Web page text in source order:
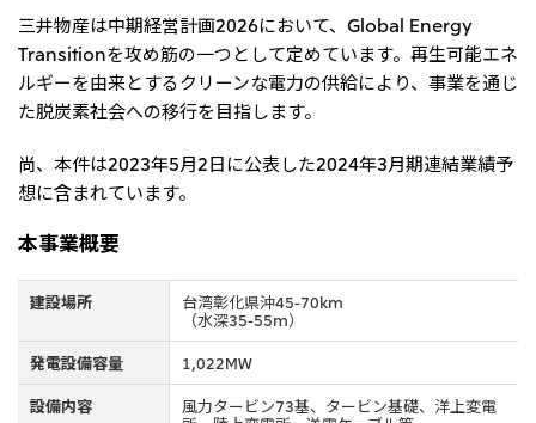
2026.8.4
2027年3月期第1四半期決算説明会を開催しました
適時開示
従業員向け株式報酬制度の継続
2026.8.4 適時開示
2027年3月期第1四半期決算
メキシコ三井物産有限会社
チリ三井物産有限会社
ブラジル三井物産株式会社
欧州
欧州三井物産株式会社
ベネルックス三井物産株式会社
イタリア三井物産株式会社
三井物産は中期経営計画2026において、Global Energy
Transitionを攻め筋の一つとして定めています。再生可能エネ
ルギーを由来とするクリーンな電力の供給により、事業を通じ
た脱炭素社会への移行を目指します。
尚、本件は2023年5月2日に公表した2024年3月期連結業績予
想に含まれています。
本事業概要
建設場所 台湾彰化県沖45-70km
（水深35-55m）
発電設備容量
1,022MW
設備内容
風力タービン73基、タービン基礎、洋上変電